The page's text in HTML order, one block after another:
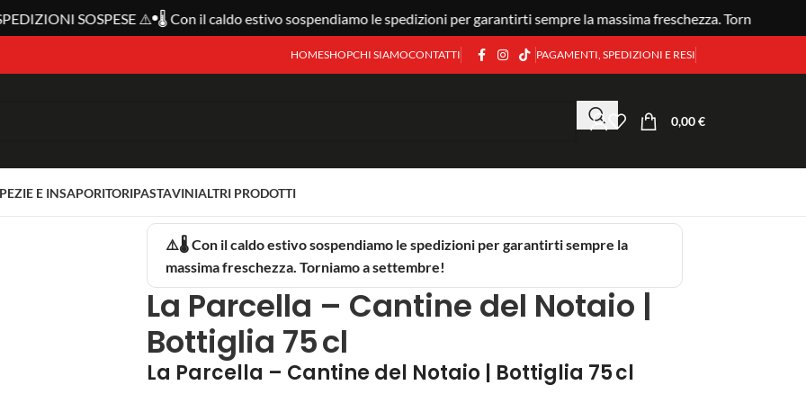
SOSPESE ⚠️ 🌡️ Con il caldo estivo sospendiamo le spedizioni per garantirti sempre la massima freschezza. Torniamo a
HOMESHOPCHI SIAMOCONTATTI PAGAMENTI, SPEDIZIONI E RESI
0,00€
E INSAPORITORIPASTAVINIALTRI PRODOTTI
⚠️🌡️ Con il caldo estivo sospendiamo le spedizioni per garantirti sempre la
massima freschezza. Torniamo a settembre!
La Parcella – Cantine del Notaio |
Bottiglia 75 cl
La Parcella – Cantine del Notaio | Bottiglia 75 cl